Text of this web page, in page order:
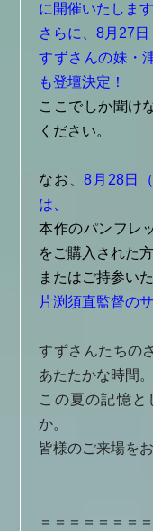
に開催いたします
さらに、8月27日
すずさんの妹・
も登壇決定！
ここでしか聞け
ください。
なお、8月28日
は、
本作のパンフレ
をご購入された方
またはご持参い
片渕須直監督の
すずさんたちの
あたたかな時間。
この夏の記憶
か。
皆様のご来場を
＝＝＝＝＝＝＝